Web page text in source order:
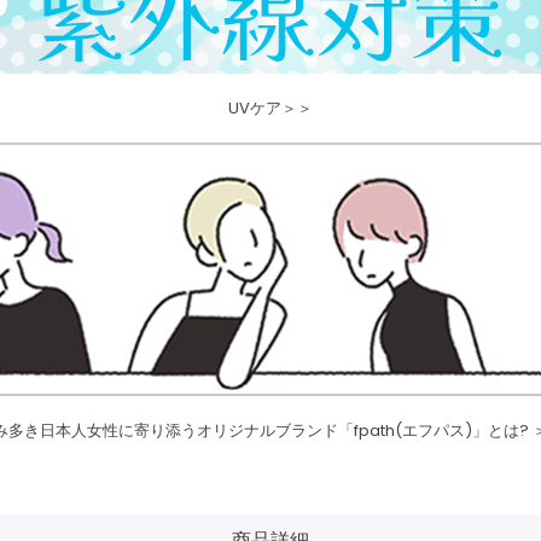
UVケア＞＞
多き日本人女性に寄り添うオリジナルブランド「fpath(エフパス)」とは?